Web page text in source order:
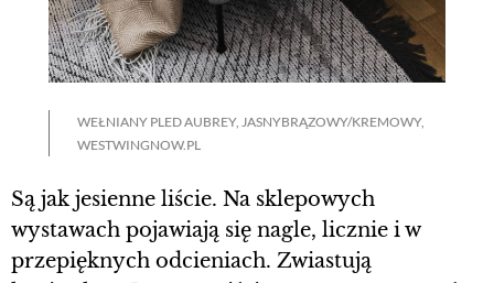
WEŁNIANY PLED AUBREY, JASNYBRĄZOWY/KREMOWY,
WESTWINGNOW.PL
Są jak jesienne liście. Na sklepowych
wystawach pojawiają się nagle, licznie i w
przepięknych odcieniach. Zwiastują